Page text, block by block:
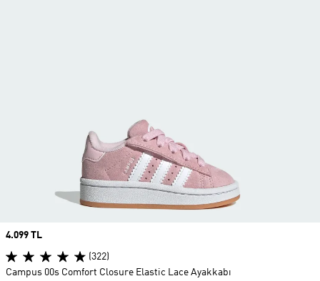
Price
4.099 TL
(322)
Campus 00s Comfort Closure Elastic Lace Ayakkabı